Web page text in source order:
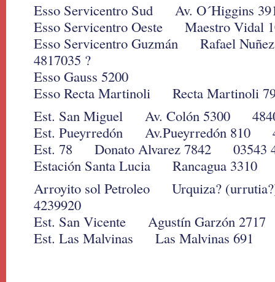
Esso Servicentro Sud Av. O´Higgins
Esso Servicentro Oeste Maestro
Esso Servicentro Guzmán Rafael
4817035 ?
Esso Gauss 5200
Esso Recta Martinoli Recta Martinoli
Est. San Miguel Av. Colón 5300
Est. Pueyrredón Av.Pueyrredón 810
Est. 78 Donato Alvarez 7842 03543
Estación Santa Lucia Rancagua 3310
Arroyito sol Petroleo Urquiza?
4239920
Est. San Vicente Agustín Garzón
Est. Las Malvinas Las Malvinas 691